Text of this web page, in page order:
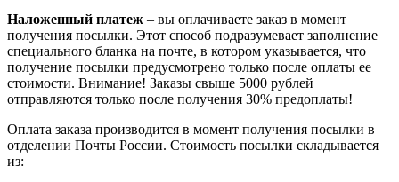
Наложенный платеж – вы оплачиваете заказ в момент
получения посылки. Этот способ подразумевает заполнение
специального бланка на почте, в котором указывается, что
получение посылки предусмотрено только после оплаты ее
стоимости. Внимание! Заказы свыше 5000 рублей
отправляются только после получения 30% предоплаты!
Оплата заказа производится в момент получения посылки в
отделении Почты России. Стоимость посылки складывается
из: